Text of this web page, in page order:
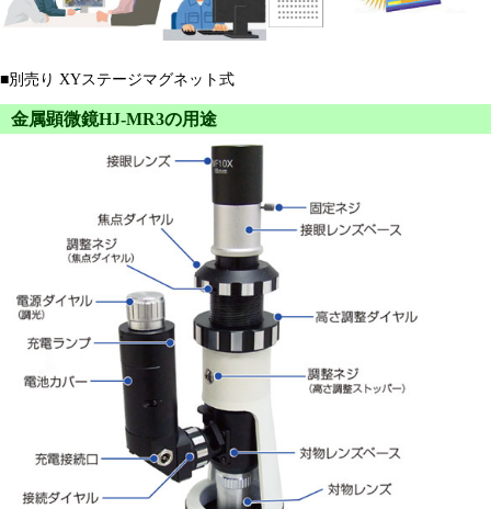
■別売り XYステージマグネット式
金属顕微鏡HJ-MR3の用途